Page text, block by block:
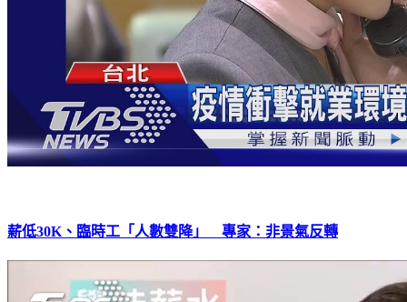
薪低30K、臨時工「人數雙降」 專家：非景氣反轉